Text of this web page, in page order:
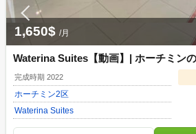
Waterina Suites【動画】| ホーチミン
ンドミニアム 2ベッド 1650$ 管理費込
完成時期 2022
ホーチミン2区
Waterina Suites
1,650$ /月